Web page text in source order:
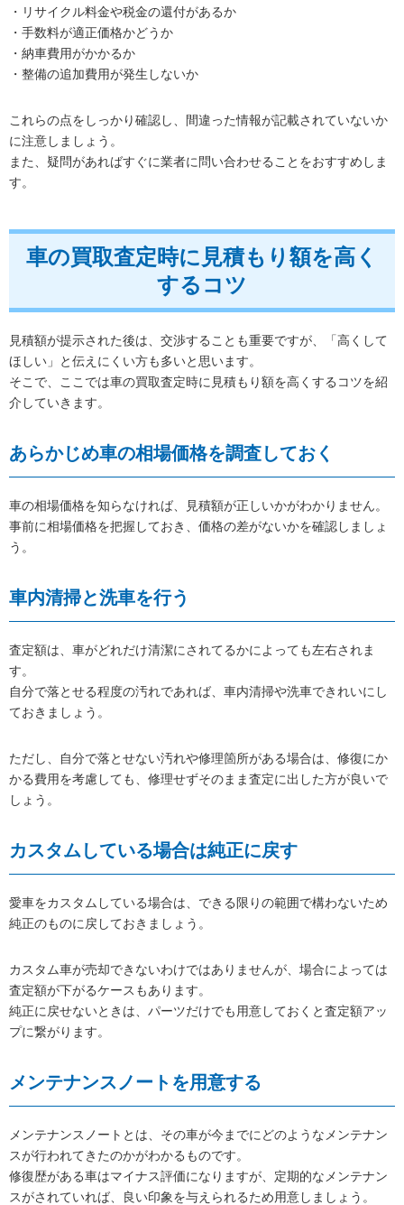
・リサイクル料金や税金の還付があるか
・手数料が適正価格かどうか
・納車費用がかかるか
・整備の追加費用が発生しないか
これらの点をしっかり確認し、間違った情報が記載されていないか
に注意しましょう。
また、疑問があればすぐに業者に問い合わせることをおすすめしま
す。
車の買取査定時に見積もり額を高く
するコツ
見積額が提示された後は、交渉することも重要ですが、「高くして
ほしい」と伝えにくい方も多いと思います。
そこで、ここでは車の買取査定時に見積もり額を高くするコツを紹
介していきます。
あらかじめ車の相場価格を調査しておく
車の相場価格を知らなければ、見積額が正しいかがわかりません。
事前に相場価格を把握しておき、価格の差がないかを確認しましょ
う。
車内清掃と洗車を行う
査定額は、車がどれだけ清潔にされてるかによっても左右されま
す。
自分で落とせる程度の汚れであれば、車内清掃や洗車できれいにし
ておきましょう。
ただし、自分で落とせない汚れや修理箇所がある場合は、修復にか
かる費用を考慮しても、修理せずそのまま査定に出した方が良いで
しょう。
カスタムしている場合は純正に戻す
愛車をカスタムしている場合は、できる限りの範囲で構わないため
純正のものに戻しておきましょう。
カスタム車が売却できないわけではありませんが、場合によっては
査定額が下がるケースもあります。
純正に戻せないときは、パーツだけでも用意しておくと査定額アッ
プに繋がります。
メンテナンスノートを用意する
メンテナンスノートとは、その車が今までにどのようなメンテナン
スが行われてきたのかがわかるものです。
修復歴がある車はマイナス評価になりますが、定期的なメンテナン
スがされていれば、良い印象を与えられるため用意しましょう。